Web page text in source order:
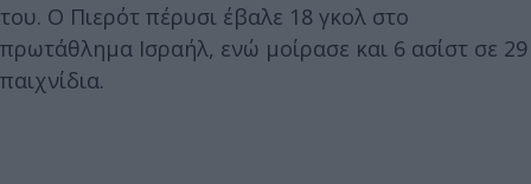
του. Ο Πιερότ πέρυσι έβαλε 18 γκολ στο
πρωτάθλημα Ισραήλ, ενώ μοίρασε και 6 ασίστ σε 29
παιχνίδια.